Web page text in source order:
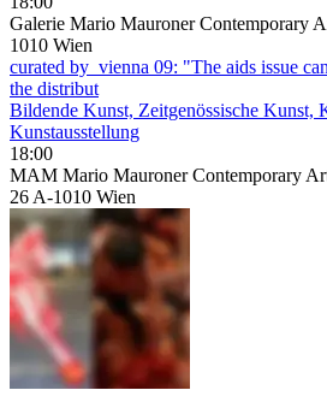
Galerie Mario Mauroner Contemporary
1010 Wien
curated by_vienna 09: "The aids issue
the distribut
Bildende Kunst, Zeitgenössische Kunst,
Kunstausstellung
18:00
MAM Mario Mauroner Contemporary
26 A-1010 Wien